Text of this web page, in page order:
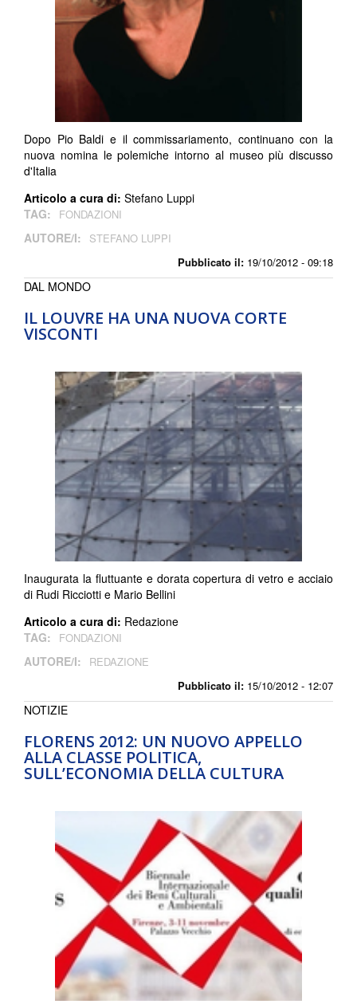
Pubblicato il: 19/10/2012 - 09:18
Dopo Pio Baldi e il commissariamento, continuano con la
nuova nomina le polemiche intorno al museo più discusso
d'Italia
Articolo a cura di: Stefano Luppi
TAG:
FONDAZIONI
AUTORE/I: STEFANO LUPPI
IL LOUVRE HA UNA NUOVA CORTE
VISCONTI
Pubblicato il: 15/10/2012 - 12:07
DAL MONDO
Inaugurata la fluttuante e dorata copertura di vetro e acciaio
di Rudi Ricciotti e Mario Bellini
Articolo a cura di: Redazione
TAG:
FONDAZIONI
AUTORE/I: REDAZIONE
FLORENS 2012: UN NUOVO APPELLO
ALLA CLASSE POLITICA,
SULL’ECONOMIA DELLA CULTURA
NOTIZIE